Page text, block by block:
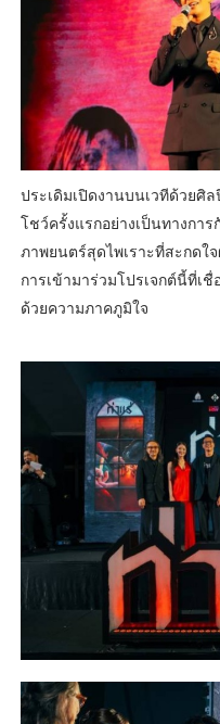
ประเดิมเปิดงานบนเวทีด้วยศิ
โชว์ครั้งแรกอย่างเป็นทางการ
ภาพยนตร์สุดไพเราะที่สะกดใ
การเข้ามาร่วมโปรเจกต์นี้ที่เ
ด้วยความภาคภูมิใจ